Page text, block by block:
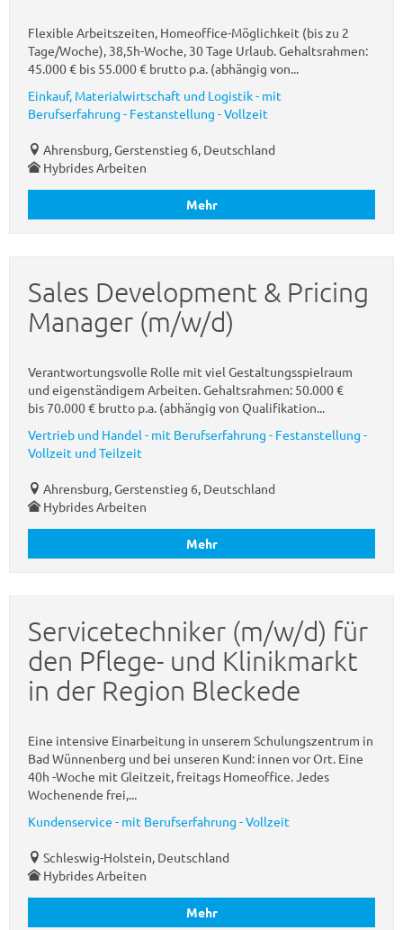
Flexible Arbeitszeiten, Homeoffice-Möglichkeit (bis zu 2
Tage/Woche), 38,5h-Woche, 30 Tage Urlaub. Gehaltsrahmen:
45.000 € bis 55.000 € brutto p.a. (abhängig von...
Einkauf, Materialwirtschaft und Logistik - mit
Berufserfahrung - Festanstellung - Vollzeit
Ahrensburg, Gerstenstieg 6, Deutschland
Hybrides Arbeiten
Mehr
Sales Development & Pricing
Manager (m/w/d)
Verantwortungsvolle Rolle mit viel Gestaltungsspielraum
und eigenständigem Arbeiten. Gehaltsrahmen: 50.000 €
bis 70.000 € brutto p.a. (abhängig von Qualifikation...
Vertrieb und Handel - mit Berufserfahrung - Festanstellung -
Vollzeit und Teilzeit
Ahrensburg, Gerstenstieg 6, Deutschland
Hybrides Arbeiten
Mehr
Servicetechniker (m/w/d) für
den Pflege- und Klinikmarkt
in der Region Bleckede
Eine intensive Einarbeitung in unserem Schulungszentrum in
Bad Wünnenberg und bei unseren Kund: innen vor Ort. Eine
40h -Woche mit Gleitzeit, freitags Homeoffice. Jedes
Wochenende frei,...
Kundenservice - mit Berufserfahrung - Vollzeit
Schleswig-Holstein, Deutschland
Hybrides Arbeiten
Mehr